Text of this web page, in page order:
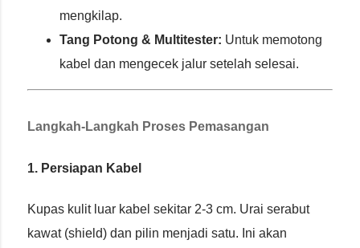
mengkilap.
Tang Potong & Multitester: Untuk memotong
kabel dan mengecek jalur setelah selesai.
Langkah-Langkah Proses Pemasangan
1. Persiapan Kabel
Kupas kulit luar kabel sekitar 2-3 cm. Urai serabut
kawat (shield) dan pilin menjadi satu. Ini akan